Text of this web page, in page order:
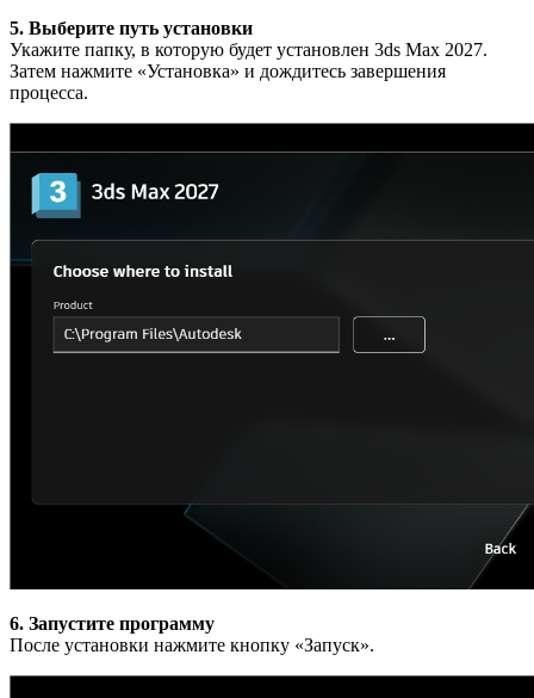
5. Выберите путь установки
Укажите папку, в которую будет установлен 3ds Max 2027.
Затем нажмите «Установка» и дождитесь завершения
процесса.
6. Запустите программу
После установки нажмите кнопку «Запуск».